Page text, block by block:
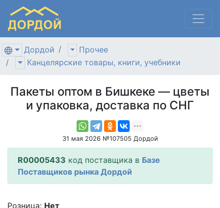
Дордой
Прочее
Канцелярские товары, книги, учебники
Пакеты оптом в Бишкеке — цветы
и упаковка, доставка по СНГ
31 мая 2026 №107505 Дордой
R00005433 код поставщика в Базе
Поставщиков рынка Дордой
Розница: Нет